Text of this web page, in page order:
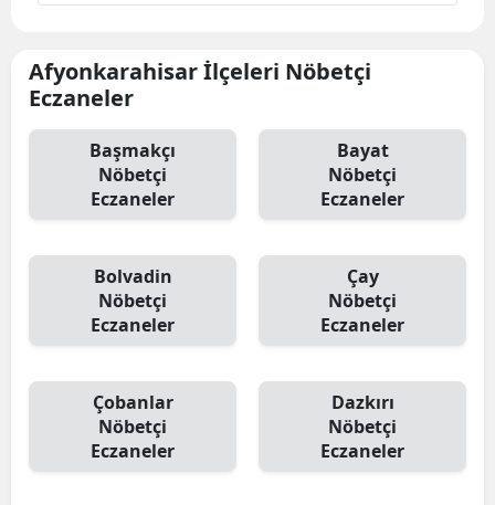
Afyonkarahisar İlçeleri Nöbetçi
Eczaneler
Başmakçı
Nöbetçi
Eczaneler
Bayat
Nöbetçi
Eczaneler
Bolvadin
Nöbetçi
Eczaneler
Çay
Nöbetçi
Eczaneler
Çobanlar
Nöbetçi
Eczaneler
Dazkırı
Nöbetçi
Eczaneler